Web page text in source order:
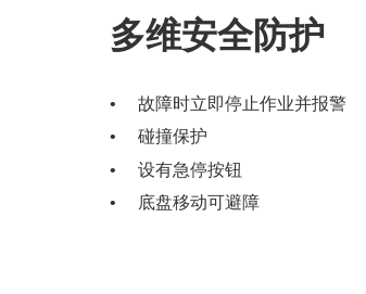
多维安全防护
故障时立即停止作业并报警
碰撞保护
设有急停按钮
底盘移动可避障